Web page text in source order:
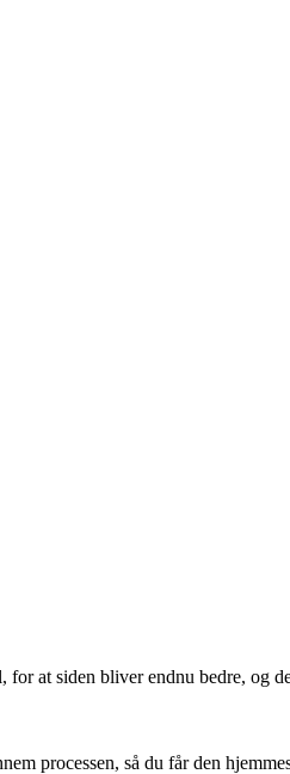
at siden bliver endnu bedre, og
processen, så du får den